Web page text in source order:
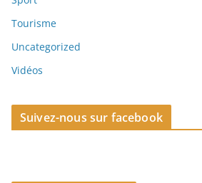
Tourisme
Uncategorized
Vidéos
Suivez-nous sur facebook